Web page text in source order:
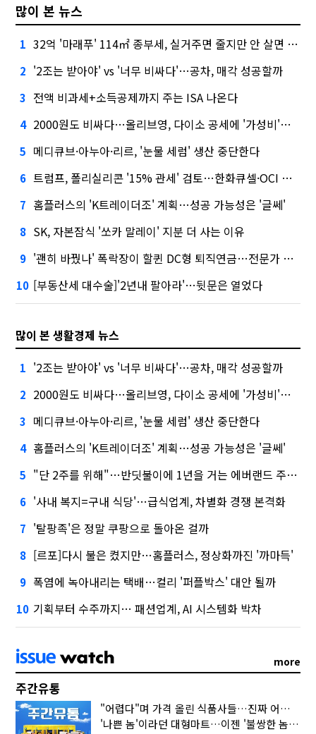
많이 본 뉴스
1 32억 '마래푸' 114㎡ 종부세, 실거주면 줄지만 안 살면 2.5배
2 '2조는 받아야' vs '너무 비싸다'…공차, 매각 성공할까
3 전액 비과세+소득공제까지 주는 ISA 나온다
4 2000원도 비싸다…올리브영, 다이소 공세에 '가성비'로 맞불
5 메디큐브·아누아·리르, '눈물 세럼' 생산 중단한다
6 트럼프, 폴리실리콘 '15% 관세' 검토…한화큐셀·OCI 영향은?
7 홈플러스의 'K트레이더조' 계획…성공 가능성은 '글쎄'
8 SK, 자본잠식 '쏘카 말레이' 지분 더 사는 이유
9 '괜히 바꿨나' 폭락장이 할퀸 DC형 퇴직연금…전문가 조언은
10 [부동산세 대수술]'2년내 팔아라'…뒷문은 열었다
많이 본 생활경제 뉴스
1 '2조는 받아야' vs '너무 비싸다'…공차, 매각 성공할까
2 2000원도 비싸다…올리브영, 다이소 공세에 '가성비'로 맞불
3 메디큐브·아누아·리르, '눈물 세럼' 생산 중단한다
4 홈플러스의 'K트레이더조' 계획…성공 가능성은 '글쎄'
5 "단 2주를 위해"…반딧불이에 1년을 거는 에버랜드 주키퍼
6 '사내 복지=구내 식당'…급식업계, 차별화 경쟁 본격화
7 '탈팡족'은 정말 쿠팡으로 돌아온 걸까
8 [르포]다시 불은 켰지만…홈플러스, 정상화까진 '까마득'
9 폭염에 녹아내리는 택배…컬리 '퍼플박스' 대안 될까
10 기획부터 수주까지… 패션업계, AI 시스템화 박차
more
주간유통
"어렵다"며 가격 올린 식품사들…진짜 어려운 거 맞아?
'나쁜 놈'이라던 대형마트…이젠 '불쌍한 놈' 됐다